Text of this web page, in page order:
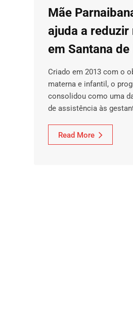
Mãe
ajuda a
em Santana
Criado em 2013 com o
materna e infantil, o
consolidou como uma
de assistência às
Read More